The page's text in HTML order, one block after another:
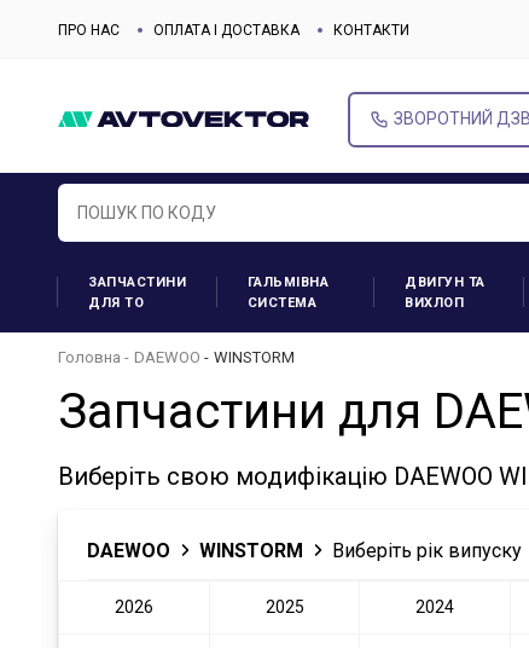
ПРО НАС ОПЛАТА І ДОСТАВКА КОНТАКТИ
ЗВОРОТНИЙ
ЗАПЧАСТИНИ
ДЛЯ ТО
ГАЛЬМІВНА
СИСТЕМА
ДВИГУН ТА
ВИХЛОП
Головна DAEWOO WINSTORM
Запчастини для
Виберіть свою модифікацію DAEWOO
DAEWOO WINSTORM Виберіть рік випуску
2026 2025 2024